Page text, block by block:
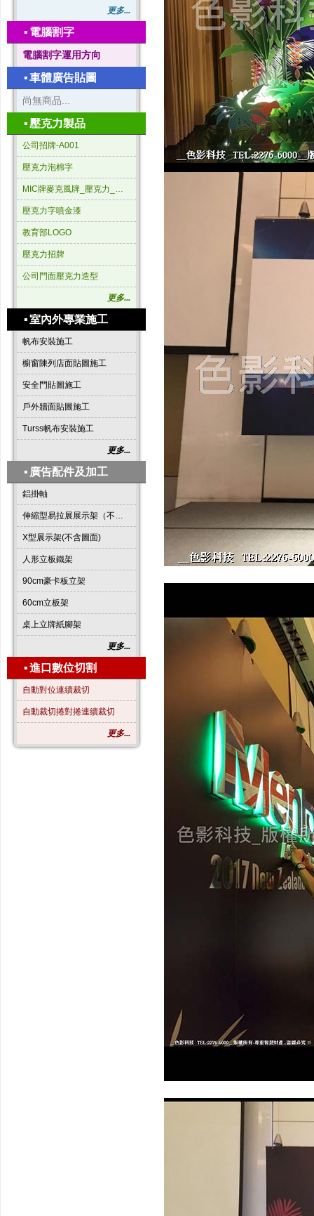
更多...
▪ 電腦割字
電腦割字運用方向
▪車體廣告貼圖
尚無商品...
▪ 壓克力製品
公司招牌-A001
壓克力泡棉字
MIC牌麥克風牌_壓克力_三角形
壓克力字噴金漆
教育部LOGO
壓克力招牌
公司門面壓克力造型
更多...
▪室內外專業施工
帆布安裝施工
櫥窗陳列店面貼圖施工
安全門貼圖施工
戶外牆面貼圖施工
Turss帆布安裝施工
更多...
▪ 廣告配件及加工
鋁掛軸
伸縮型易拉展展示架（不含圖面）
X型展示架(不含圖面)
人形立板鐵架
90cm豪卡板立架
60cm立板架
桌上立牌紙腳架
更多...
▪進口數位切割
自動對位連續裁切
自動裁切捲對捲連續裁切
更多...